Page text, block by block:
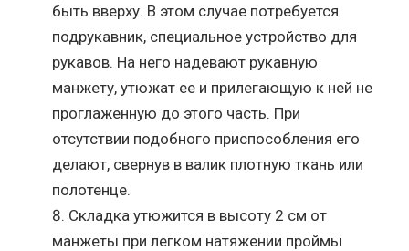
быть вверху. В этом случае потребуется
подрукавник, специальное устройство для
рукавов. На него надевают рукавную
манжету, утюжат ее и прилегающую к ней не
проглаженную до этого часть. При
отсутствии подобного приспособления его
делают, свернув в валик плотную ткань или
полотенце.
Складка утюжится в высоту 2 см от
манжеты при легком натяжении проймы